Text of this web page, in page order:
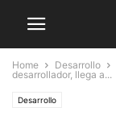
Home Desarrollo
desarrollador, llega a...
Desarrollo